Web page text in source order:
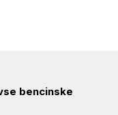
bencinske